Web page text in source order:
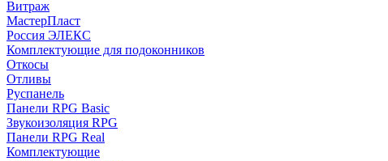
Витраж
МастерПласт
Россия ЭЛЕКС
Комплектующие для подоконников
Откосы
Отливы
Руспанель
Панели RPG Basic
Звукоизоляция RPG
Панели RPG Real
Комплектующие